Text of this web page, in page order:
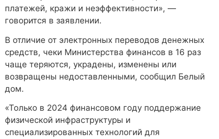
платежей, кражи и неэффективности», —
говорится в заявлении.
В отличие от электронных переводов денежных
средств, чеки Министерства финансов в 16 раз
чаще теряются, украдены, изменены или
возвращены недоставленными, сообщил Белый
дом.
«Только в 2024 финансовом году поддержание
физической инфраструктуры и
специализированных технологий для